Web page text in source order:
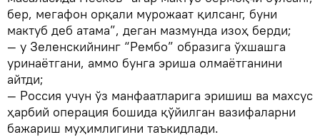
бер, мегафон орқали мурожаат қилсанг, буни
мактуб деб атама”, деган мазмунда изоҳ берди;
— у Зеленскийнинг “Рембо” образига ўхшашга
уринаётгани, аммо бунга эриша олмаётганини
айтди;
— Россия учун ўз манфаатларига эришиш ва махсус
ҳарбий операция бошида қўйилган вазифаларни
бажариш муҳимлигини таъкидлади.